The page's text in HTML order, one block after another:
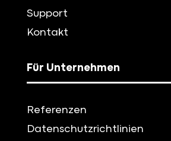
Support
Kontakt
Für Unternehmen
Referenzen
Datenschutzrichtlinien